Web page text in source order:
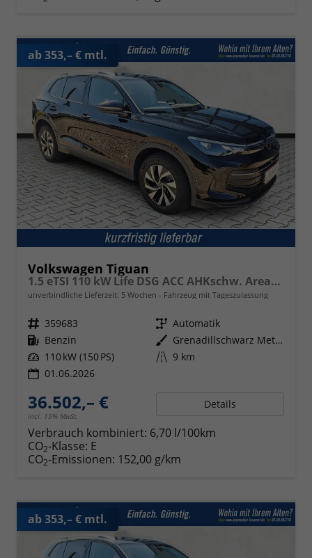
ab 353,– € mtl.
Volkswagen Tiguan
1.5 eTSI 110 kW Life DSG ACC AHKschw. AreaView
unverbindliche Lieferzeit: 5 Wochen Fahrzeug mit Tageszulassung
Fahrzeugnr. 359683 Getriebe Automatik
Kraftstoff Benzin Außenfarbe
Grenadillschwarz Metallic
Leistung 110 kW (150 PS) Kilometerstand 9 km
01.06.2026
36.502,– €
incl. 19% MwSt.
Details
Verbrauch kombiniert: 6,70 l/100km
CO2-Klasse: E
CO2-Emissionen: 152,00 g/km
ab 353,– € mtl.